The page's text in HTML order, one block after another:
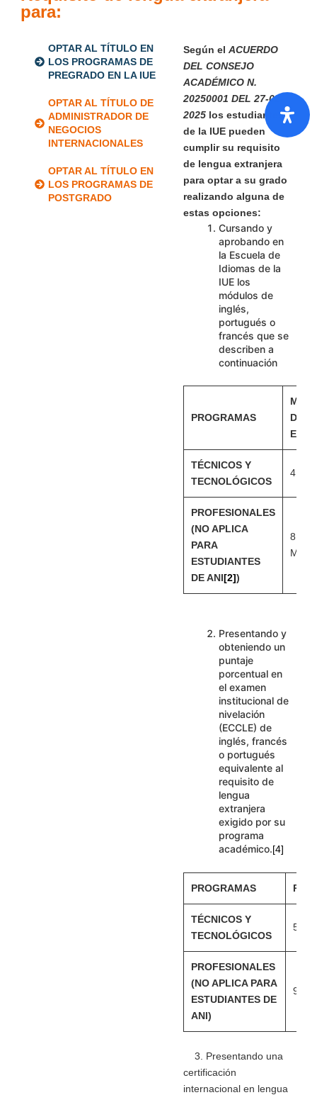
para:
OPTAR AL TÍTULO EN
LOS PROGRAMAS DE
PREGRADO EN LA IUE
OPTAR AL TÍTULO DE
ADMINISTRADOR DE
NEGOCIOS
INTERNACIONALES
OPTAR AL TÍTULO EN
LOS PROGRAMAS DE
POSTGRADO
Según el ACUERDO
DEL CONSEJO
ACADÉMICO N.
20250001 DEL 27-02-
2025los estudiantes
de la IUE pueden
cumplir su requisito
de lengua extranjera
para optar a su grado
realizando alguna de
estas opciones:
Cursando y
aprobando en
la Escuela de
Idiomas de la
IUE los
módulos de
inglés,
portugués o
francés que se
describen a
continuación
PROGRAMAS
DEL
TÉCNICOS Y
TECNOLÓGICOS
4
PROFESIONALES
(NO APLICA
PARA
ESTUDIANTES
DE ANI[2])
8
Presentando y
obteniendo un
puntaje
porcentual en
el examen
institucional de
nivelación
(ECCLE) de
inglés, francés
o portugués
equivalente al
requisito de
lengua
extranjera
exigido por su
programa
académico.[4]
PROGRAMAS
TÉCNICOS Y
TECNOLÓGICOS
51%
PROFESIONALES
(NO APLICA PARA
ESTUDIANTES DE
ANI)
91%
3. Presentando una
certificación
internacional en lengua